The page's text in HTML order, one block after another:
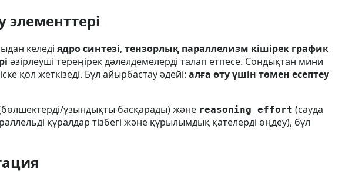
келеді ядро синтезі, тензорлық параллелизм кішірек график
әзірлеуші тереңірек дәлелдемелерді талап етпесе. Сондықтан мини
қол жеткізеді. Бұл айырбастау әдейі: алға өту үшін төмен есептеу
ұзындықты басқарады) және reasoning_effort (сауда
құралдар тізбегі және құрылымдық қателерді өңдеу), бұл